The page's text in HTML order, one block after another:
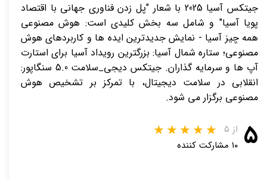
جیتکس آسیا 2025 با شعار "پل زدن فناوری جهانی با اقتصاد
پویا آسیا" و شامل سه بخش کلیدی است: هوش مصنوعی
همه چیز آسیا - نمایش جدیدترین ایده ها و کاربردهای هوش
مصنوعی؛ ستاره شمال آسیا: بزرگترین رویداد آسیا برای استارت
آپ ها و سرمایه گذاران. جیتکس دیجی_سلامت 5.0 سنگاپور:
انقلابی در سلامت دیجیتال، با تمرکز بر تشخیص هوش
مصنوعی برگزار می شود.
۵ از ۵
۱۰ مشارکت کننده